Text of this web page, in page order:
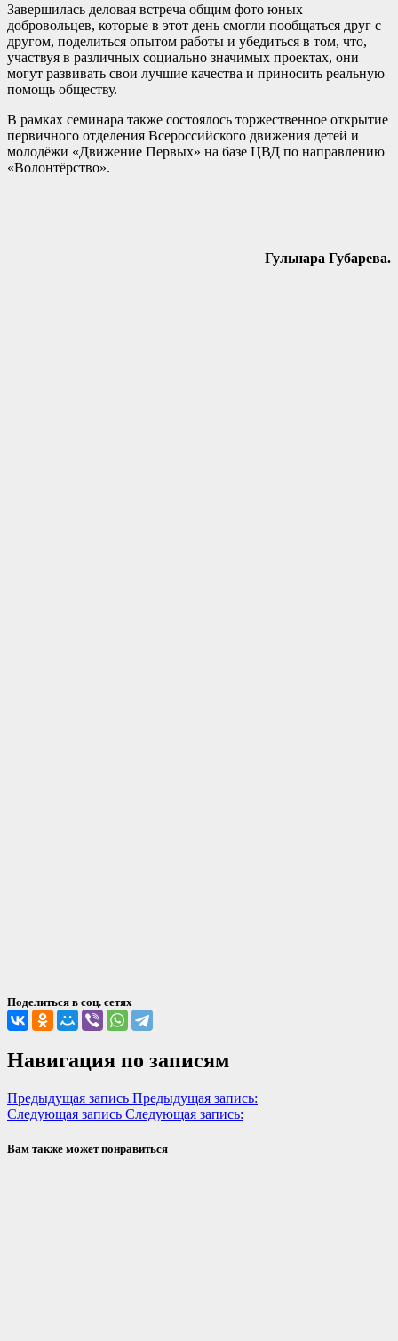
Завершилась деловая встреча общим фото юных
добровольцев, которые в этот день смогли пообщаться друг с
другом, поделиться опытом работы и убедиться в том, что,
участвуя в различных социально значимых проектах, они
могут развивать свои лучшие качества и приносить реальную
помощь обществу.
В рамках семинара также состоялось торжественное открытие
первичного отделения Всероссийского движения детей и
молодёжи «Движение Первых» на базе ЦВД по направлению
«Волонтёрство».
Гульнара Губарева.
Поделиться в соц. сетях
Навигация по записям
Предыдущая запись Предыдущая запись:
Следующая запись Следующая запись:
Вам также может понравиться